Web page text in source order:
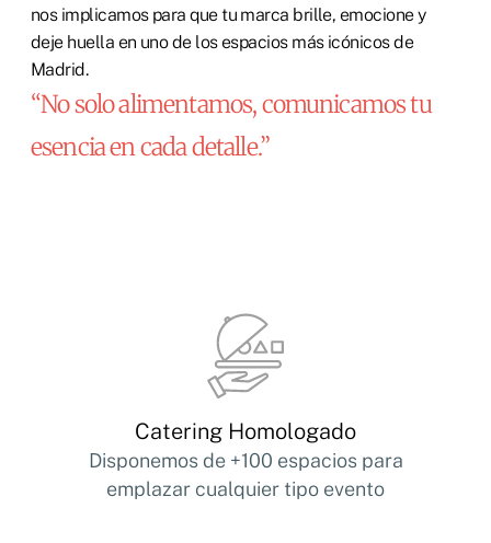
nos implicamos para que tu marca brille, emocione y
deje huella en uno de los espacios más icónicos de
Madrid.
“No solo alimentamos, comunicamos tu
esencia en cada detalle.”
Catering Homologado
Disponemos de +100 espacios para
emplazar cualquier tipo evento